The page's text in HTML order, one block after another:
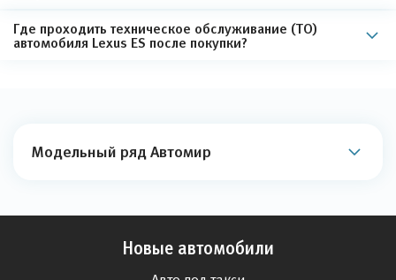
Где проходить техническое обслуживание (ТО)
автомобиля Lexus ES после покупки?
Модельный ряд Автомир
Новые автомобили